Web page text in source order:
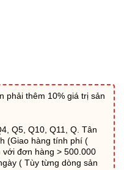
phải thêm 10% giá trị sản
Q5, Q10, Q11, Q. Tân
(Giao hàng tính phí (
đơn hàng > 500.000
( Tùy từng dòng sản